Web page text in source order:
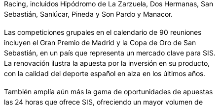
Racing, incluidos Hipódromo de La Zarzuela, Dos Hermanas, San
Sebastián, Sanlúcar, Pineda y Son Pardo y Manacor.
Las competiciones grupales en el calendario de 90 reuniones
incluyen el Gran Premio de Madrid y la Copa de Oro de San
Sebastián, en un país que representa un mercado clave para SIS.
La renovación ilustra la apuesta por la inversión en su producto,
con la calidad del deporte español en alza en los últimos años.
También amplía aún más la gama de oportunidades de apuestas
las 24 horas que ofrece SIS, ofreciendo un mayor volumen de